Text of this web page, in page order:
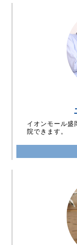
イオンモール盛
院できます。